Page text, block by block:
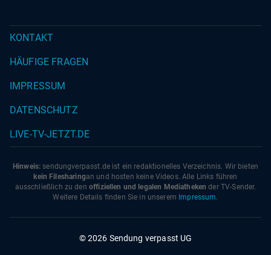
KONTAKT
HÄUFIGE FRAGEN
IMPRESSUM
DATENSCHUTZ
LIVE-TV-JETZT.DE
Hinweis: sendungverpasst.de ist ein redaktionelles Verzeichnis. Wir bieten
kein Filesharingan und hosten keine Videos. Alle Links führen
ausschließlich zu den offiziellen und legalen Mediatheken der TV-Sender.
Weitere Details finden Sie in unserem Impressum.
© 2026 Sendung verpasst UG